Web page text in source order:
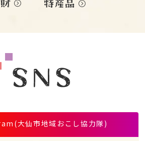
大仙市地域おこし協力隊)